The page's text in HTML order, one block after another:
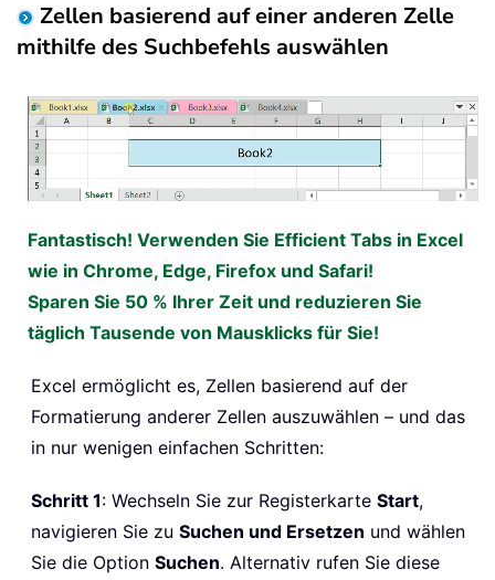
Zellen basierend auf einer anderen Zelle
mithilfe des Suchbefehls auswählen
Fantastisch! Verwenden Sie Efficient Tabs in Excel
wie in Chrome, Edge, Firefox und Safari!
Sparen Sie 50 % Ihrer Zeit und reduzieren Sie
täglich Tausende von Mausklicks für Sie!
Excel ermöglicht es, Zellen basierend auf der
Formatierung anderer Zellen auszuwählen – und das
in nur wenigen einfachen Schritten:
Schritt 1: Wechseln Sie zur Registerkarte Start,
navigieren Sie zu Suchen und Ersetzen und wählen
Sie die Option Suchen. Alternativ rufen Sie diese